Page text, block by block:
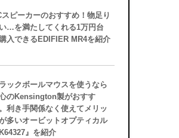
スピーカーのおすすめ！物足り
…を満たしてくれる1万円台
入できるEDIFIER MR4を紹介
ラックボールマウスを使うなら
のKensington製がおすす
利き手関係なく使えてメリッ
が多いオービットオプティカル
K64327』を紹介